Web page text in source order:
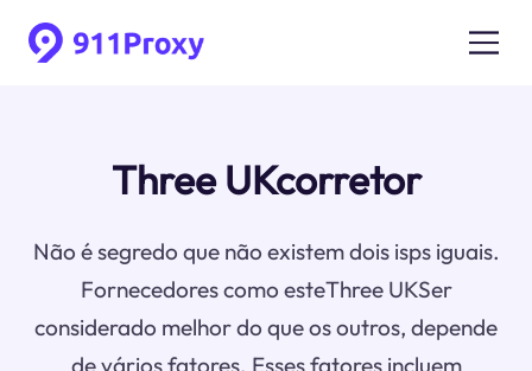
Three UKcorretor
Não é segredo que não existem dois isps iguais.
Fornecedores como esteThree UKSer
considerado melhor do que os outros, depende